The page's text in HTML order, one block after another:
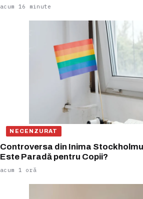
acum 16 minute
NECENZURAT
Controversa din Inima
Este Paradă pentru Copii?
acum 1 oră